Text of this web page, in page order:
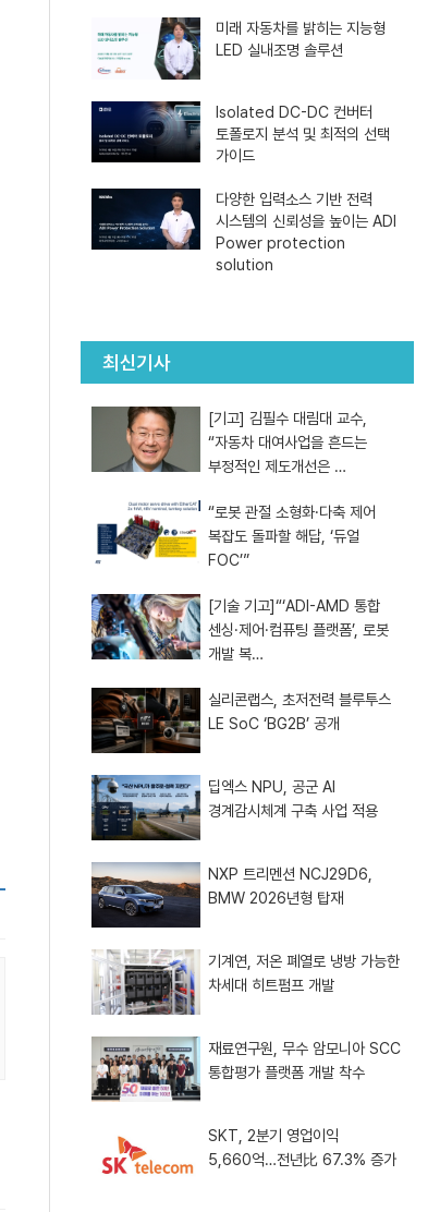
미래 자동차를 밝히는 지능형
LED 실내조명 솔루션
Isolated DC-DC 컨버터
토폴로지 분석 및 최적의 선택
가이드
다양한 입력소스 기반 전력
시스템의 신뢰성을 높이는 ADI
Power protection
solution
최신기사
[기고] 김필수 대림대 교수,
“자동차 대여사업을 흔드는
부정적인 제도개선은 …
“로봇 관절 소형화·다축 제어
복잡도 돌파할 해답, ‘듀얼
FOC’”
[기술 기고]“‘ADI-AMD 통합
센싱·제어·컴퓨팅 플랫폼’, 로봇
개발 복…
실리콘랩스, 초저전력 블루투스
LE SoC ‘BG2B’ 공개
딥엑스 NPU, 공군 AI
경계감시체계 구축 사업 적용
NXP 트리멘션 NCJ29D6,
BMW 2026년형 탑재
기계연, 저온 폐열로 냉방 가능한
차세대 히트펌프 개발
재료연구원, 무수 암모니아 SCC
통합평가 플랫폼 개발 착수
SKT, 2분기 영업이익
5,660억…전년比 67.3% 증가